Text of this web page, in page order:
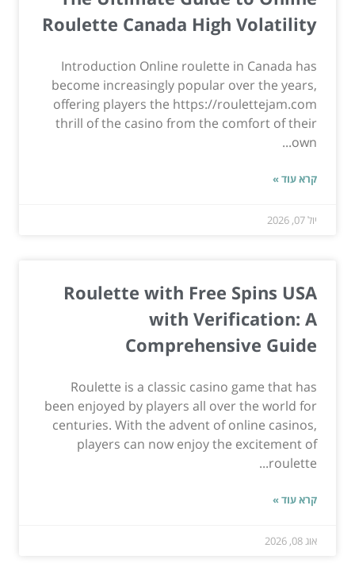
Roulette Canada High Volatility
Introduction Online roulette in Canada has
become increasingly popular over the years,
offering players the https://roulettejam.com
thrill of the casino from the comfort of their
own...
קרא עוד »
יול 07, 2026
Roulette with Free Spins USA
with Verification: A
Comprehensive Guide
Roulette is a classic casino game that has
been enjoyed by players all over the world for
centuries. With the advent of online casinos,
players can now enjoy the excitement of
roulette...
קרא עוד »
אוג 08, 2026